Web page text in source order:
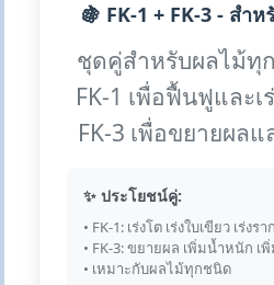
🍇 FK-1 + FK-3 - สำ
ชุดคู่สำหรับผลไม้ทุ
FK-1 เพื่อฟื้นฟูและ
FK-3 เพื่อขยายผล
✨ ประโยชน์คู่:
• FK-1: เร่งโต เร่งใบเขียว เร่งราก
• FK-3: ขยายผล เพิ่มน้ำหนัก เ
• เหมาะกับผลไม้ทุกชนิด